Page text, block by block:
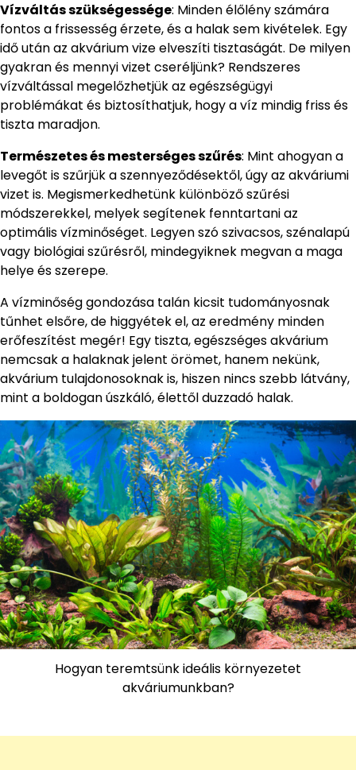
Vízváltás szükségessége: Minden élőlény számára
fontos a frissesség érzete, és a halak sem kivételek. Egy
idő után az akvárium vize elveszíti tisztaságát. De milyen
gyakran és mennyi vizet cseréljünk? Rendszeres
vízváltással megelőzhetjük az egészségügyi
problémákat és biztosíthatjuk, hogy a víz mindig friss és
tiszta maradjon.
Természetes és mesterséges szűrés: Mint ahogyan a
levegőt is szűrjük a szennyeződésektől, úgy az akváriumi
vizet is. Megismerkedhetünk különböző szűrési
módszerekkel, melyek segítenek fenntartani az
optimális vízminőséget. Legyen szó szivacsos, szénalapú
vagy biológiai szűrésről, mindegyiknek megvan a maga
helye és szerepe.
A vízminőség gondozása talán kicsit tudományosnak
tűnhet elsőre, de higgyétek el, az eredmény minden
erőfeszítést megér! Egy tiszta, egészséges akvárium
nemcsak a halaknak jelent örömet, hanem nekünk,
akvárium tulajdonosoknak is, hiszen nincs szebb látvány,
mint a boldogan úszkáló, élettől duzzadó halak.
Hogyan teremtsünk ideális környezetet
akváriumunkban?